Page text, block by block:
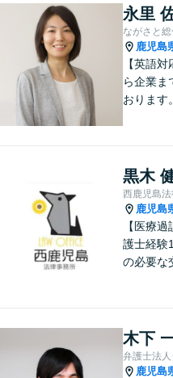
ルであり
す。
永里
ながさと
鹿児島
【英語
ら企業ま
おります
黒木
西鹿児島
鹿児島
【医療
護士経験
の必要な
さい。依
を大切に
たします
木下
弁護士法
鹿児島